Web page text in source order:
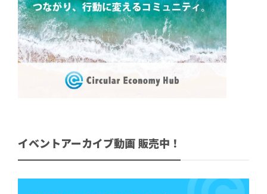
イベントアーカイブ動画 販売中！